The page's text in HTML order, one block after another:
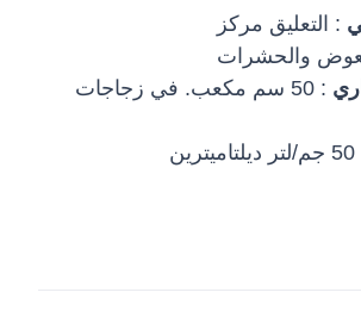
: التعليق مركز
والحشرات
: 50 سم مكعب. في زجاجات